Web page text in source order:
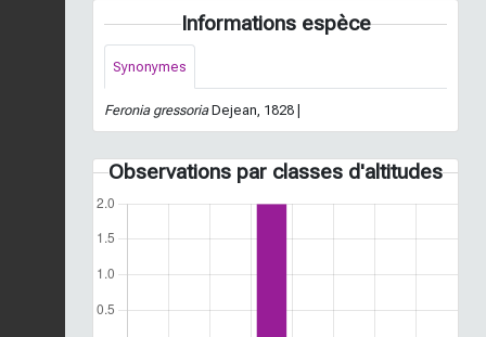
Informations espèce
Synonymes
Feronia gressoriaDejean, 1828 |
Observations par classes d'altitudes